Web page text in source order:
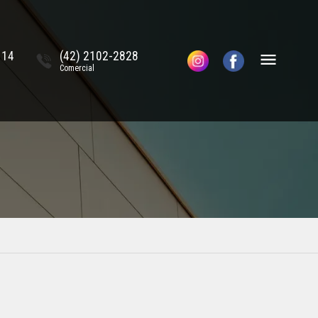
(42) 2102-2828
Comercial